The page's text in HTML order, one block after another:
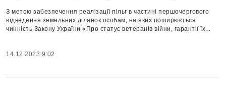
З метою забезпечення реалізації пільг в частині першочергового
відведення земельних ділянок особам, на яких поширюється
чинність Закону України «Про статус ветеранів війни, гарантії їх...
14.12.2023 9:02